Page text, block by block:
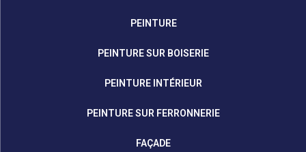
PEINTURE
PEINTURE SUR BOISERIE
PEINTURE INTÉRIEUR
PEINTURE SUR FERRONNERIE
FAÇADE